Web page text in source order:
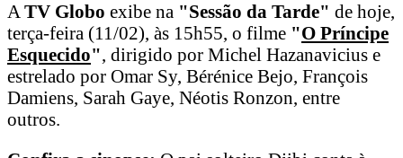
A TV Globo exibe na "Sessão da Tarde" de hoje,
terça-feira (11/02), às 15h55, o filme "O Prí­ncipe
Esquecido", dirigido por Michel Hazanavicius e
estrelado por Omar Sy, Bérénice Bejo, François
Damiens, Sarah Gaye, Néotis Ronzon, entre
outros.